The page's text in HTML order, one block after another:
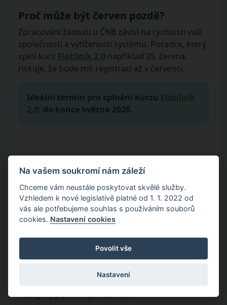
Proč může být červen pozdě?
Zpracování žádosti u ČNB závisí na rychlosti vaší
společnosti a vytíženosti systému. Poradce, který
splní kurz Flotilník 2.0 například 25. června,
riskuje, že bude mít registraci až v červenci.
Ideální termín pro splnění kurzu Flotilník
2.0: do konce května 2026.
Jak se registrovat u ČNB pro
novou skupinu odbornosti
Registrace probíhá přes informační systém ČNB.
Postup krok za krokem:
Absolvujte kurz u akreditované osoby ČNB. Po
úspěšném absolvování obdržíteosvědčení o
úspěšném absolvování vzdělávání pro
nezbytný podklad pro žádost.
Na vašem soukromí nám záleží
Chceme vám neustále poskytovat skvělé služby.
Vzhledem k nové legislativě platné od 1. 1. 2022 od
vás ale potřebujeme souhlas s používáním souborů
cookies. Nastavení cookies
Povolit vše
Nastavení